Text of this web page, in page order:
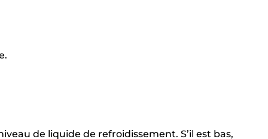
de liquide de refroidissement. S’il est bas,